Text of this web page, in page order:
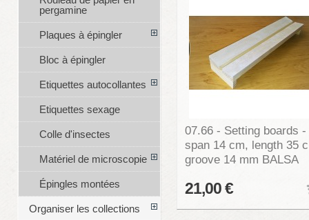
07.66 - Setting boards -
span 14 cm, length 35
groove 14 mm BALSA
21,00 €
pergamine
Plaques à épingler
Bloc à épingler
Etiquettes autocollantes
Etiquettes sexage
Colle d'insectes
Matériel de microscopie
Épingles montées
Organiser les collections